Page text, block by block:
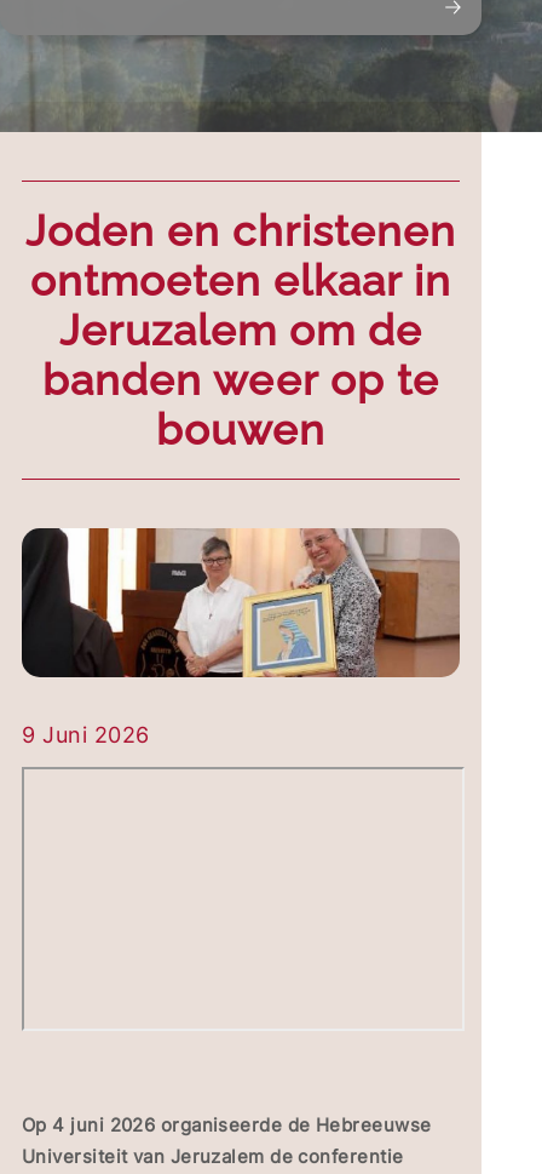
Joden en christenen
ontmoeten elkaar in
Jeruzalem om de
banden weer op te
bouwen
9 Juni 2026
Op 4 juni 2026 organiseerde de Hebreeuwse
Universiteit van Jeruzalem de conferentie